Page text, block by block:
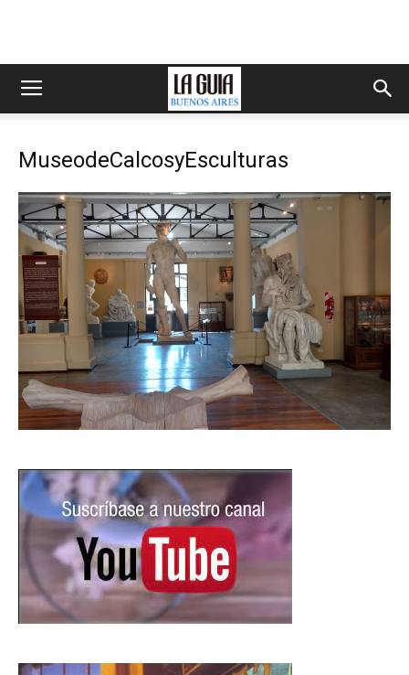
MuseodeCalcosyEsculturas